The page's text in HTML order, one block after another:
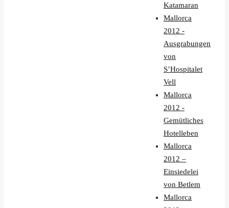
Katamaran
Mallorca
2012 -
Ausgrabungen
von
S’Hospitalet
Vell
Mallorca
2012 -
Gemütliches
Hotelleben
Mallorca
2012 –
Einsiedelei
von Betlem
Mallorca